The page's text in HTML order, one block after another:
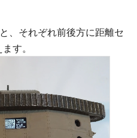
、それぞれ前後方に距離セ
す。